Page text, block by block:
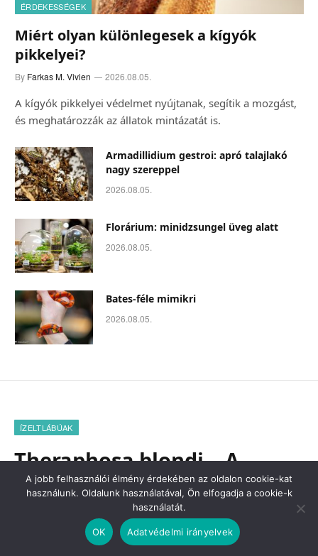
ÉRDEKESSÉGEK
Miért olyan különlegesek a kígyók
pikkelyei?
By Farkas M. Vivien 2026.08.05.
A kígyók pikkelyei védelmet nyújtanak, segítik a mozgást,
és meghatározzák az állatok mintázatát is.
Armadillidium gestroi: apró talajlakó
nagy szereppel
2026.08.05.
Florárium: minidzsungel üveg alatt
2026.08.05.
Bates-féle mimikri
2026.08.05.
ÍZELTLÁBÚAK
Theraphosa blondi – A
madárpókok óriása
Havas Máté 2023.10.24. Updated: 2023.11.23.
A jobb felhasználói élmény érdekében az oldalon cookie-kat
használunk. Oldalunk használatával, Ön elfogadja a cookie-k
használatát.
OK Adatvédelmi irányelvek